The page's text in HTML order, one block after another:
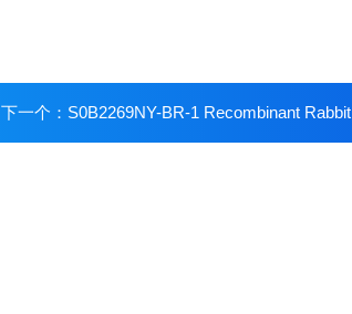
下一个： S0B2269NY-BR-1 Recombinant Rabbit mAb (SDT-535-1)